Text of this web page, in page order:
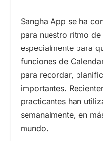
Sangha App se ha
para nuestro ritmo
especialmente para
funciones de
para recordar,
importantes.
practicantes han
semanalmente, en
mundo.